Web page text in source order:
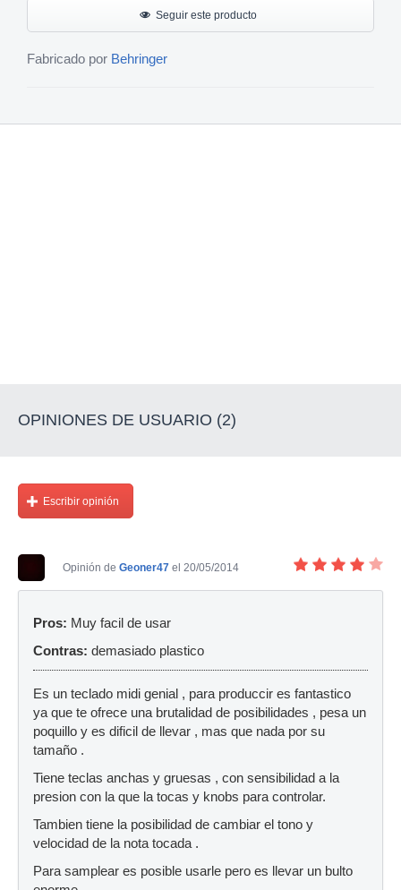
Seguir este producto
Fabricado por Behringer
OPINIONES DE USUARIO (2)
Escribir opinión
Opinión de Geoner47 el 20/05/2014
Pros: Muy facil de usar
Contras: demasiado plastico
Es un teclado midi genial , para produccir es fantastico
ya que te ofrece una brutalidad de posibilidades , pesa un
poquillo y es dificil de llevar , mas que nada por su
tamaño .
Tiene teclas anchas y gruesas , con sensibilidad a la
presion con la que la tocas y knobs para controlar.
Tambien tiene la posibilidad de cambiar el tono y
velocidad de la nota tocada .
Para samplear es posible usarle pero es llevar un bulto